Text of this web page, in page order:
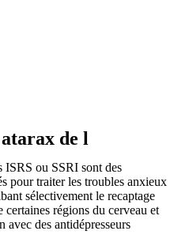
de l
ISRS ou SSRI sont des
pour traiter les troubles anxieux
sélectivement le recaptage
certaines régions du cerveau et
avec des antidépresseurs